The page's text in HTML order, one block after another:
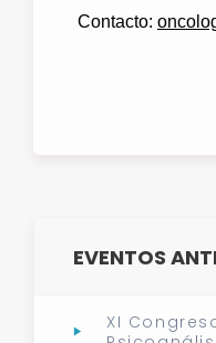
Contacto:
EVENTOS
XI